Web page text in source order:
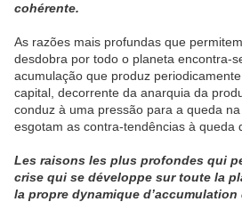
cohérente.
As razões mais profundas que
desdobra por todo o planeta encontra-
acumulação que produz
capital, decorrente da anarquia da
conduz à uma pressão para a queda
esgotam as contra-tendências à queda
Les raisons les plus profondes qui
crise qui se développe sur toute la
la propre dynamique